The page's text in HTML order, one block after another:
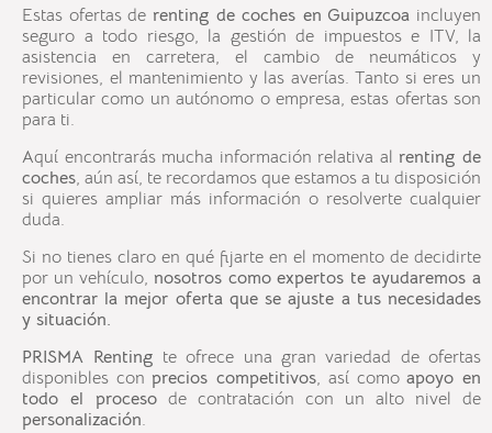
Estas ofertas de renting de coches en Guipuzcoa incluyen
seguro a todo riesgo, la gestión de impuestos e ITV, la
asistencia en carretera, el cambio de neumáticos y
revisiones, el mantenimiento y las averías. Tanto si eres un
particular como un autónomo o empresa, estas ofertas son
para ti.
Aquí encontrarás mucha información relativa al renting de
coches, aún así, te recordamos que estamos a tu disposición
si quieres ampliar más información o resolverte cualquier
duda.
Si no tienes claro en qué fijarte en el momento de decidirte
por un vehículo, nosotros como expertos te ayudaremos a
encontrar la mejor oferta que se ajuste a tus necesidades
y situación.
PRISMA Renting te ofrece una gran variedad de ofertas
disponibles con precios competitivos, así comoapoyo en
todo el proceso de contratación con un alto nivel de
personalización.